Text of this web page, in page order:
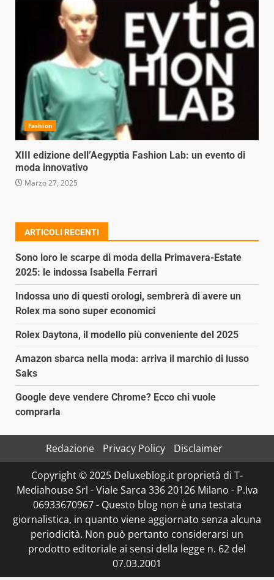
Fashion
XIII edizione dell’Aegyptia Fashion Lab: un evento di
moda innovativo
Marzo 27, 2025
ARTICOLI RECENTI
Sono loro le scarpe di moda della Primavera-Estate
2025: le indossa Isabella Ferrari
Indossa uno di questi orologi, sembrerà di avere un
Rolex ma sono super economici
Rolex Daytona, il modello più conveniente del 2025
Amazon sbarca nella moda: arriva il marchio di lusso
Saks
Google deve vendere Chrome? Ecco chi vuole
comprarla
Redazione Privacy Policy
Disclaimer
Copyright © 2025 Deluxeblog.it proprietà di T-
Mediahouse Srl - Viale Sarca 336 20126 Milano - P.Iva
06933670967 - Questo blog non è una testata
giornalistica, in quanto viene aggiornato senza alcuna
periodicità. Non può pertanto considerarsi un
prodotto editoriale ai sensi della legge n. 62 del
07.03.2001